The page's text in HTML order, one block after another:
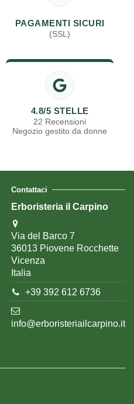
PAGAMENTI SICURI
(SSL)
4.8/5 STELLE
22 Recensioni
Negozio gestito da donne
Contattaci
Erboristeria il Carpino
Via del Barco 7
36013 Piovene Rocchette
Vicenza
Italia
+39 392 612 6736
info@erboristeriailcarpino.it